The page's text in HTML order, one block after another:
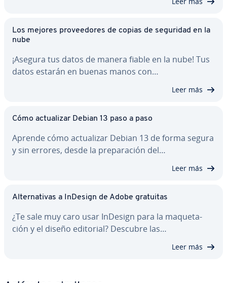
Los mejores pro­vee­do­res de copias de seguridad en la
nube
¡Asegura tus datos de manera fiable en la nube! Tus
datos estarán en buenas manos con…
Leer más
Cómo ac­tua­li­zar Debian 13 paso a paso
Aprende cómo ac­tua­li­zar Debian 13 de forma segura
y sin errores, desde la pre­pa­ra­ción del…
Leer más
Al­te­r­na­ti­vas a InDesign de Adobe gratuitas
¿Te sale muy caro usar InDesign para la ma­que­ta­
ción y el diseño editorial? Descubre las…
Leer más